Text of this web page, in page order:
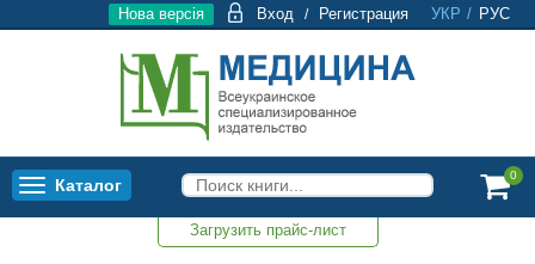
УКР / РУС
Вход / Регистрация
Нова версія
Toggle
Каталог
0
Загрузить прайс-лист